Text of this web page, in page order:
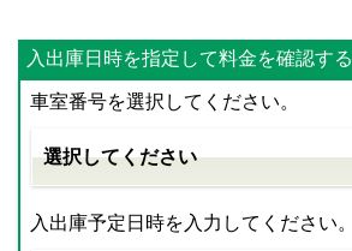
入出庫日時を指定して料金を確認する
車室番号を選択してください。
入出庫予定日時を入力してください。